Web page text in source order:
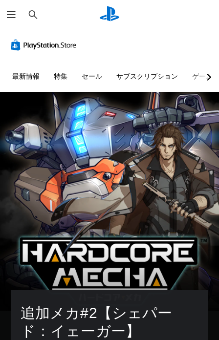
索
最新情報 特集 セール サブスクリプション ゲーム
追加メカ#2【シェパー
ド：イェーガー】